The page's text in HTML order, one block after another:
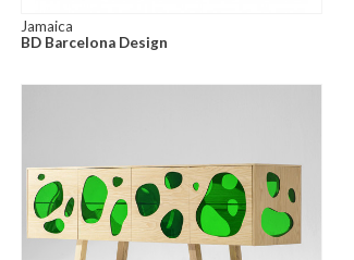
Jamaica
BD Barcelona Design